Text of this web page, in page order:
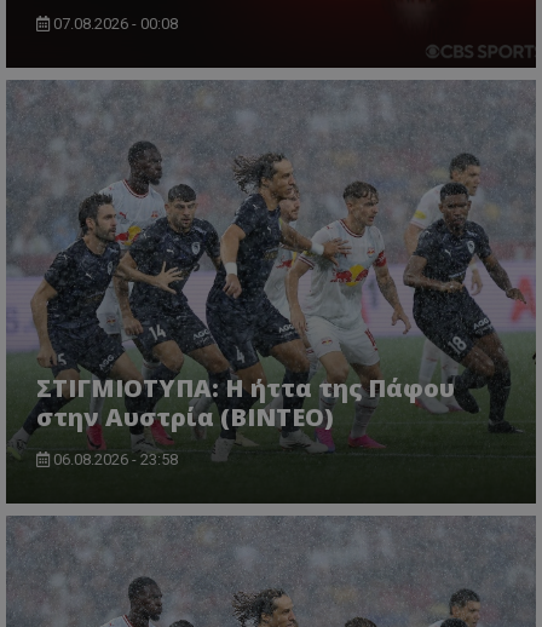
07.08.2026 - 00:08
ΣΤΙΓΜΙΟΤΥΠΑ: Η ήττα της Πάφου
στην Αυστρία (ΒΙΝΤΕΟ)
06.08.2026 - 23:58